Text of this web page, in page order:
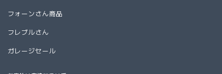
フォーンさん商品
フレブルさん
ガレージセール